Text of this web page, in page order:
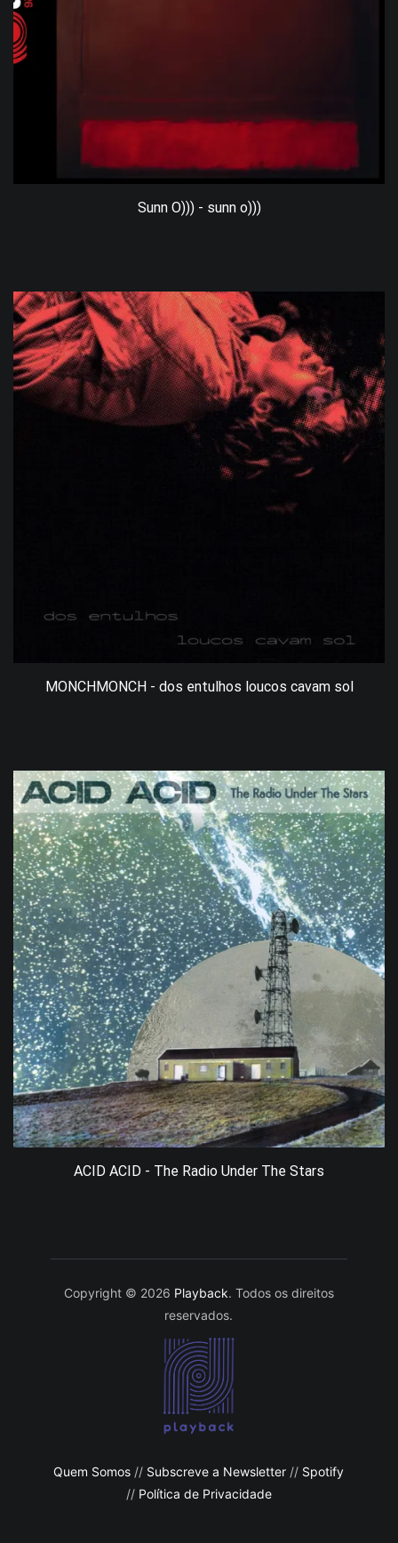
Sunn O))) - sunn o)))
MONCHMONCH - dos entulhos loucos cavam sol
ACID ACID - The Radio Under The Stars
Copyright © 2026 Playback. Todos os direitos
reservados.
Quem Somos // Subscreve a Newsletter // Spotify
// Política de Privacidade